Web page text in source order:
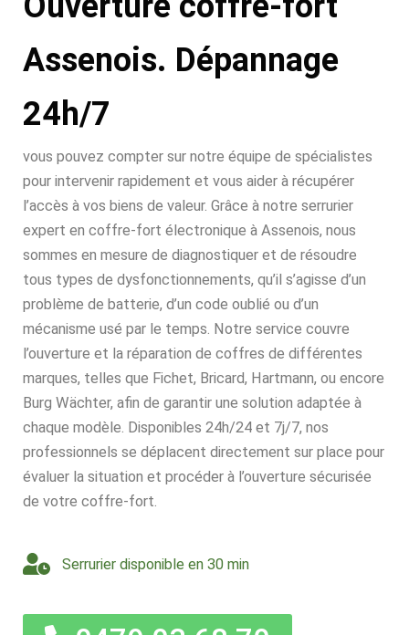
Assenois. Dépannage
24h/7
vous pouvez compter sur notre équipe de spécialistes
pour intervenir rapidement et vous aider à récupérer
l’accès à vos biens de valeur. Grâce à notre serrurier
expert en coffre-fort électronique à Assenois, nous
sommes en mesure de diagnostiquer et de résoudre
tous types de dysfonctionnements, qu’il s’agisse d’un
problème de batterie, d’un code oublié ou d’un
mécanisme usé par le temps. Notre service couvre
l’ouverture et la réparation de coffres de différentes
marques, telles que Fichet, Bricard, Hartmann, ou encore
Burg Wächter, afin de garantir une solution adaptée à
chaque modèle. Disponibles 24h/24 et 7j/7, nos
professionnels se déplacent directement sur place pour
évaluer la situation et procéder à l’ouverture sécurisée
de votre coffre-fort.
Serrurier disponible en 30 min